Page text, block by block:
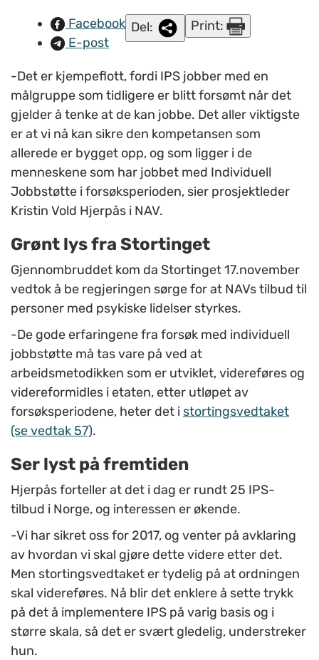
Facebook
E-post
Del: Print:
-Det er kjempeflott, fordi IPS jobber med en
målgruppe som tidligere er blitt forsømt når det
gjelder å tenke at de kan jobbe. Det aller viktigste
er at vi nå kan sikre den kompetansen som
allerede er bygget opp, og som ligger i de
menneskene som har jobbet med Individuell
Jobbstøtte i forsøksperioden, sier prosjektleder
Kristin Vold Hjerpås i NAV.
Grønt lys fra Stortinget
Gjennombruddet kom da Stortinget 17.november
vedtok å be regjeringen sørge for at NAVs tilbud til
personer med psykiske lidelser styrkes.
-De gode erfaringene fra forsøk med individuell
jobbstøtte må tas vare på ved at
arbeidsmetodikken som er utviklet, videreføres og
videreformidles i etaten, etter utløpet av
forsøksperiodene, heter det i stortingsvedtaket
(se vedtak 57).
Ser lyst på fremtiden
Hjerpås forteller at det i dag er rundt 25 IPS-
tilbud i Norge, og interessen er økende.
-Vi har sikret oss for 2017, og venter på avklaring
av hvordan vi skal gjøre dette videre etter det.
Men stortingsvedtaket er tydelig på at ordningen
skal videreføres. Nå blir det enklere å sette trykk
på det å implementere IPS på varig basis og i
større skala, så det er svært gledelig, understreker
hun.